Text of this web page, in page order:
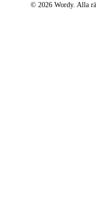
© 2026 Wordy. Alla